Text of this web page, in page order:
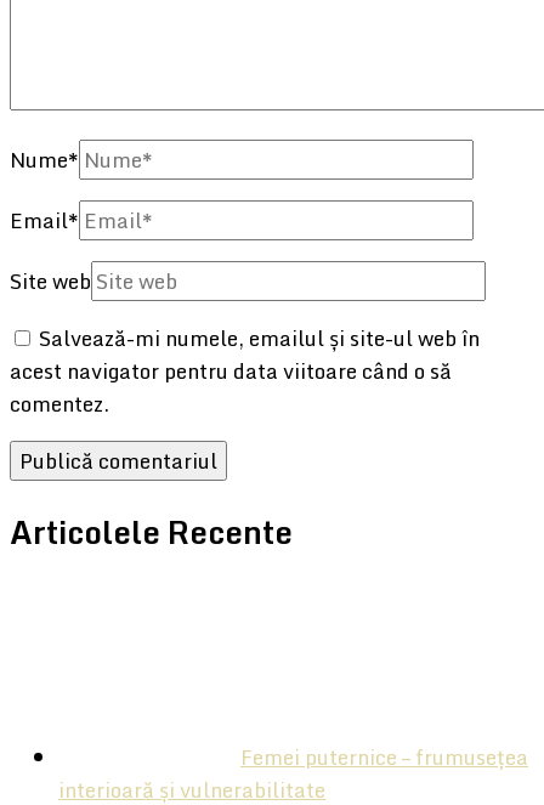
Nume*
Email*
Site web
Salvează-mi numele, emailul și site-ul web în
acest navigator pentru data viitoare când o să
comentez.
Articolele Recente
Femei puternice – frumusețea
interioară și vulnerabilitate